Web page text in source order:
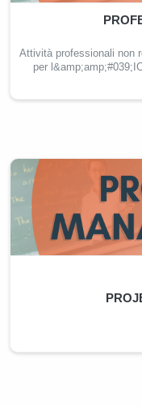
Attività professionali non
per